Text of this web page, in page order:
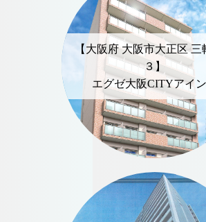
【大阪府 大阪市大正区 三
３】
エグゼ大阪CITYアイ